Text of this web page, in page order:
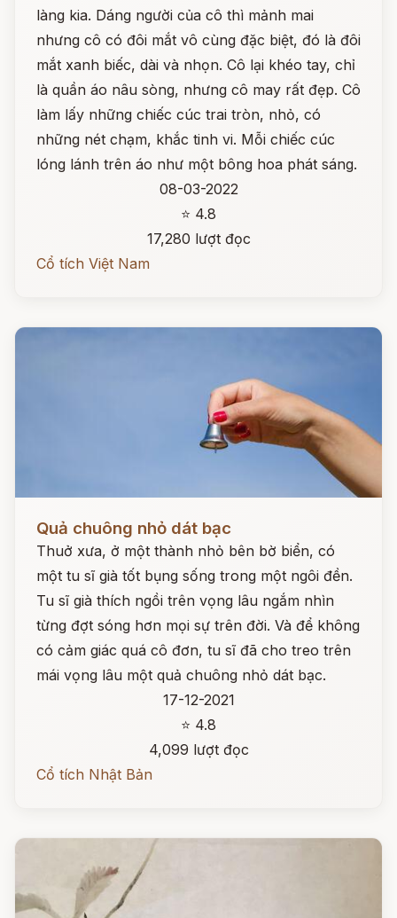
làng kia. Dáng người của cô thì mảnh mai
nhưng cô có đôi mắt vô cùng đặc biệt, đó là đôi
mắt xanh biếc, dài và nhọn. Cô lại khéo tay, chỉ
là quần áo nâu sòng, nhưng cô may rất đẹp. Cô
làm lấy những chiếc cúc trai tròn, nhỏ, có
những nét chạm, khắc tinh vi. Mỗi chiếc cúc
lóng lánh trên áo như một bông hoa phát sáng.
08-03-2022
⭐ 4.8
17,280 lượt đọc
Cổ tích Việt Nam
Quả chuông nhỏ dát bạc
Thuở xưa, ở một thành nhỏ bên bờ biển, có
một tu sĩ già tốt bụng sống trong một ngôi đền.
Tu sĩ già thích ngồi trên vọng lâu ngắm nhìn
từng đợt sóng hơn mọi sự trên đời. Và để không
có cảm giác quá cô đơn, tu sĩ đã cho treo trên
mái vọng lâu một quả chuông nhỏ dát bạc.
17-12-2021
⭐ 4.8
4,099 lượt đọc
Cổ tích Nhật Bản